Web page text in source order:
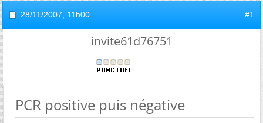
28/11/2007, 11h00 #1
invite61d76751
PCR positive puis négative